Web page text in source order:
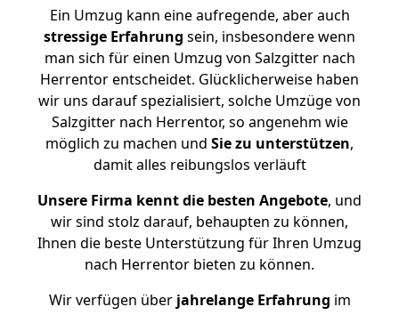
Ein Umzug kann eine aufregende, aber auch
stressige Erfahrung sein, insbesondere wenn
man sich für einen Umzug von Salzgitter nach
Herrentor entscheidet. Glücklicherweise haben
wir uns darauf spezialisiert, solche Umzüge von
Salzgitter nach Herrentor, so angenehm wie
möglich zu machen und Sie zu unterstützen,
damit alles reibungslos verläuft
Unsere Firma kennt die besten Angebote, und
wir sind stolz darauf, behaupten zu können,
Ihnen die beste Unterstützung für Ihren Umzug
nach Herrentor bieten zu können.
Wir verfügen überjahrelange Erfahrung im